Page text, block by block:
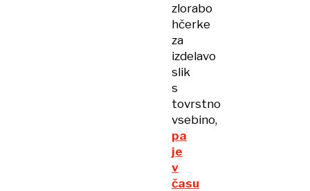
zlorabo
hčerke
za
izdelavo
slik
s
tovrstno
vsebino,
pa
je
v
času